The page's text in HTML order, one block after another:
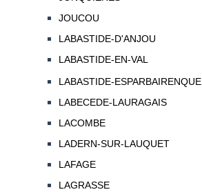
JOUCOU
LABASTIDE-D'ANJOU
LABASTIDE-EN-VAL
LABASTIDE-ESPARBAIRENQUE
LABECEDE-LAURAGAIS
LACOMBE
LADERN-SUR-LAUQUET
LAFAGE
LAGRASSE